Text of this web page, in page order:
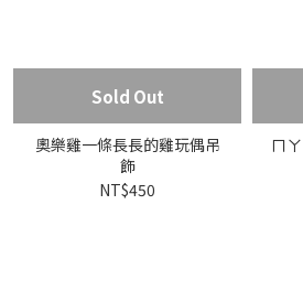
Sold Out
奧樂雞一條長長的雞玩偶吊
飾
NT$450
ㄇ